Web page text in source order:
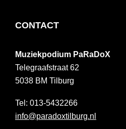
FOOTER
CONTACT
Muziekpodium PaRaDoX
Telegraafstraat 62
5038 BM Tilburg
013-5432266
info@paradoxtilburg.nl